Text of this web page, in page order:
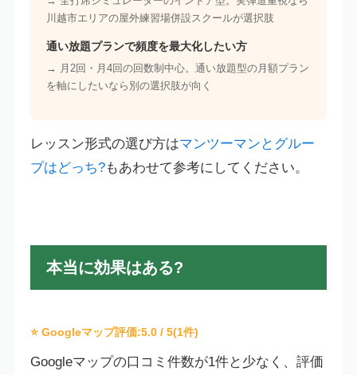
川越市エリアの屋外練習場併設スクールが選択肢
通い放題プランで頻度を最大化したい方
→ 月2回・月4回の回数制中心。通い放題型の月額プラン
を軸にしたいなら別の選択肢が向く
レッスン形式の選び方はマンツーマンとグルー
プはどっち?もあわせて参考にしてください。
本当に効果はある?
⭐ Googleマップ評価:5.0/ 5(1件)
Googleマップの口コミ件数が1件と少なく、評価